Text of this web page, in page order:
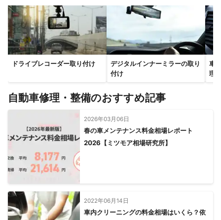
ドライブレコーダー取り付け
デジタルインナーミラーの取り
付け
車
理
自動車修理・整備のおすすめ記事
2026年03月06日
春の車メンテナンス料金相場レポート
2026【ミツモア相場研究所】
2022年06月14日
車内クリーニングの料金相場はいくら？依